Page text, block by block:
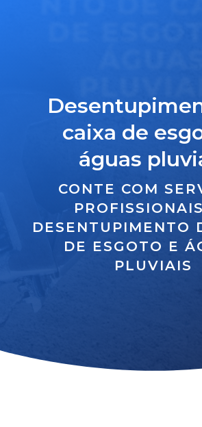
caixa de
águas
CONTE COM
DESENTUPIMENTO
DE ESGOTO E
PLUVIAIS